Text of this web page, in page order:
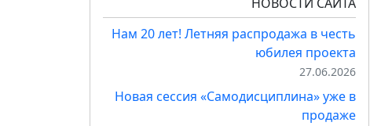
Нам 20 лет! Летняя распродажа в честь
юбилея проекта
27.06.2026
Новая сессия «Самодисциплина» уже в
продаже